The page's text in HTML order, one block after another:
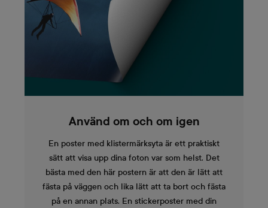
Använd om och om igen
En poster med klistermärksyta är ett praktiskt
sätt att visa upp dina foton var som helst. Det
bästa med den här postern är att den är lätt att
fästa på väggen och lika lätt att ta bort och fästa
på en annan plats. En stickerposter med din